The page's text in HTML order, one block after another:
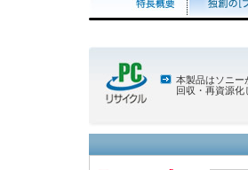
本製品はソニー
回収・再資源化